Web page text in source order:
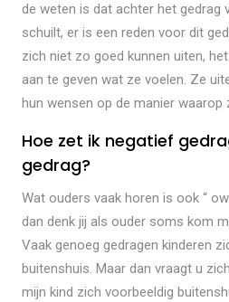
de weten is dat achter het gedrag
schuilt, er is een reden voor dit
zich niet zo goed kunnen uiten,
aan te geven wat ze voelen. Ze
hun wensen op de manier waarop
Hoe zet ik negatief
gedrag?
Wat ouders vaak horen is ook “
dan denk jij als ouder soms kom
Vaak genoeg gedragen kinderen
buitenshuis. Maar dan vraagt u
mijn kind zich voorbeeldig